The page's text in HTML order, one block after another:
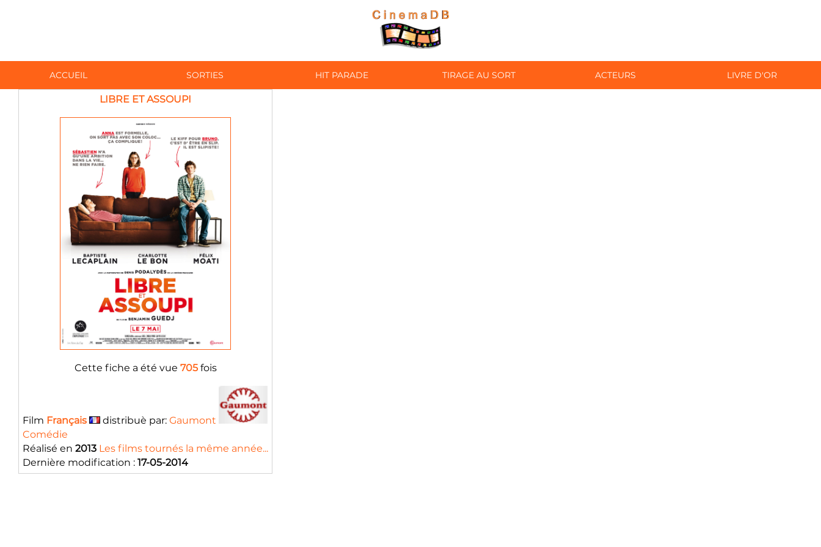
ACCUEIL SORTIES HIT PARADE TIRAGE AU SORT ACTEURS LIVRE D'OR
LIBRE ET ASSOUPI
Cette fiche a été vue 705fois
Film Français distribuè par: Gaumont
Comédie
Réalisé en 2013 Les films tournés la même année...
Dernière modification : 17-05-2014